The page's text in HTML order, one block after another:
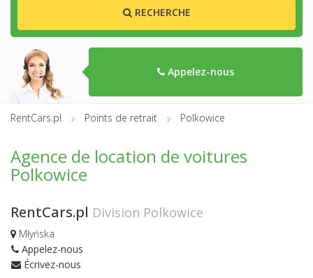
RECHERCHE
Appelez-nous
RentCars.pl Points de retrait Polkowice
Agence de location de voitures
Polkowice
RentCars.pl Division Polkowice
Młyńska
Appelez-nous
Écrivez-nous